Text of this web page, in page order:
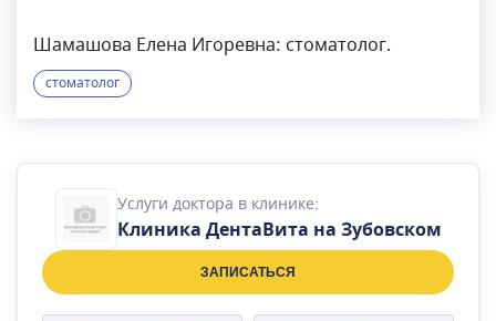
Шамашова Елена Игоревна: стоматолог.
стоматолог
Услуги доктора в клинике:
Клиника ДентаВита на Зубовском
ЗАПИСАТЬСЯ